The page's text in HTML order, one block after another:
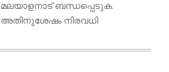
മലയാളനാട് ബന്ധപ്പെടുക.
അതിനുശേഷം നിരവധി